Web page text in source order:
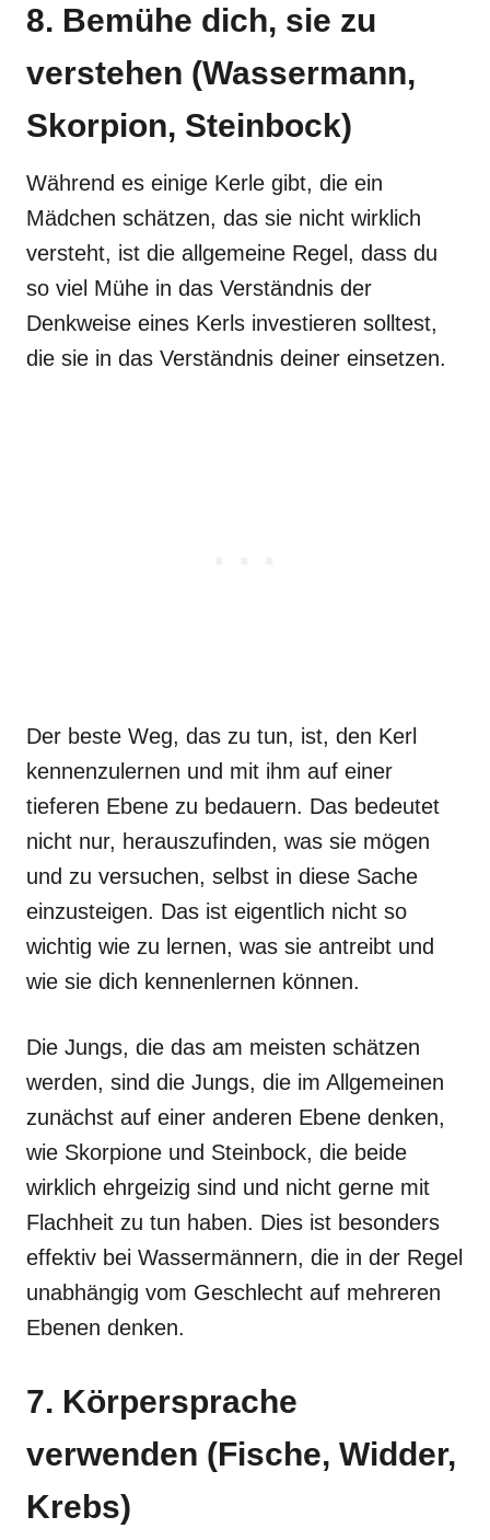
8. Bemühe dich, sie zu
verstehen (Wassermann,
Skorpion, Steinbock)
Während es einige Kerle gibt, die ein
Mädchen schätzen, das sie nicht wirklich
versteht, ist die allgemeine Regel, dass du
so viel Mühe in das Verständnis der
Denkweise eines Kerls investieren solltest,
die sie in das Verständnis deiner einsetzen.
Der beste Weg, das zu tun, ist, den Kerl
kennenzulernen und mit ihm auf einer
tieferen Ebene zu bedauern. Das bedeutet
nicht nur, herauszufinden, was sie mögen
und zu versuchen, selbst in diese Sache
einzusteigen. Das ist eigentlich nicht so
wichtig wie zu lernen, was sie antreibt und
wie sie dich kennenlernen können.
Die Jungs, die das am meisten schätzen
werden, sind die Jungs, die im Allgemeinen
zunächst auf einer anderen Ebene denken,
wie Skorpione und Steinbock, die beide
wirklich ehrgeizig sind und nicht gerne mit
Flachheit zu tun haben. Dies ist besonders
effektiv bei Wassermännern, die in der Regel
unabhängig vom Geschlecht auf mehreren
Ebenen denken.
7. Körpersprache
verwenden (Fische, Widder,
Krebs)